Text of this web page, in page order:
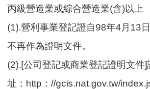
丙級營造業或綜合營造業(含)以上
(1).營利事業登記證自98年4月13
不再作為證明文件。
(2).[公司登記或商業登記證明文件
址：http：//gcis.nat.gov.tw/